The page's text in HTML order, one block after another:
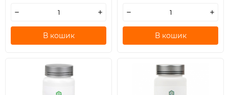
В кошик В кошик